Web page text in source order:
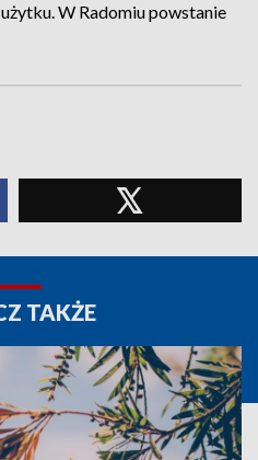
W Radomiu powstanie
TAKŻE